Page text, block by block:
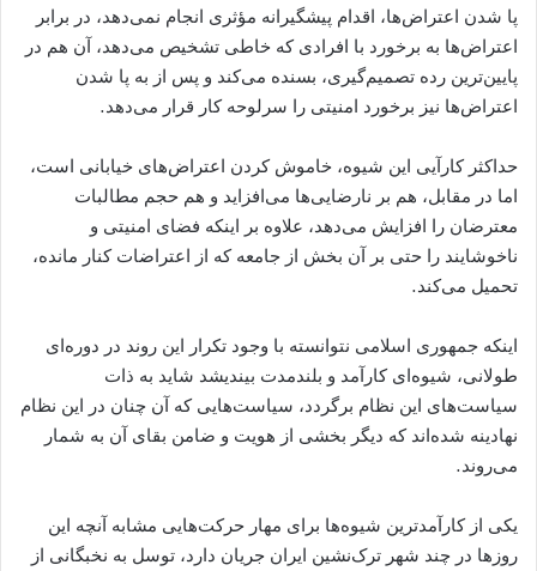
پا شدن اعتراض‌ها، اقدام پیشگیرانه مؤثری انجام نمی‌دهد، در برابر
اعتراض‌ها به برخورد با افرادی که خاطی تشخیص می‌دهد، آن هم در
پایین‌ترین رده تصمیم‌گیری، بسنده می‌کند و پس از به پا شدن
اعتراض‌ها نیز برخورد امنیتی را سرلوحه کار قرار می‌دهد.
حداکثر کارآیی این شیوه، خاموش کردن اعتراض‌های خیابانی است،
اما در مقابل، هم بر نارضایی‌ها می‌افزاید و هم حجم مطالبات
معترضان را افزایش می‌دهد، علاوه بر اینکه فضای امنیتی و
ناخوشایند را حتی بر آن بخش از جامعه که از اعتراضات کنار مانده،
تحمیل می‌کند.
اینکه جمهوری اسلامی نتوانسته با وجود تکرار این روند در دوره‌ای
طولانی، شیوه‌ای کارآمد و بلندمدت بیندیشد شاید به ذات
سیاست‌های این نظام برگردد، سیاست‌هایی که آن چنان در این نظام
نهادینه شده‌اند که دیگر بخشی از هویت و ضامن بقای آن به شمار
می‌روند.
یکی از کارآمدترین شیوه‌ها برای مهار حرکت‌هایی مشابه آنچه این
روزها در چند شهر ترک‌نشین ایران جریان دارد، توسل به نخبگانی از